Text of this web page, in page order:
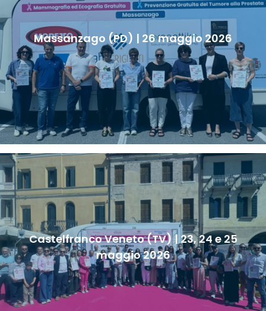
Massanzago (PD) | 26 maggio 2026
Castelfranco Veneto (TV) | 23, 24 e 25
maggio 2026